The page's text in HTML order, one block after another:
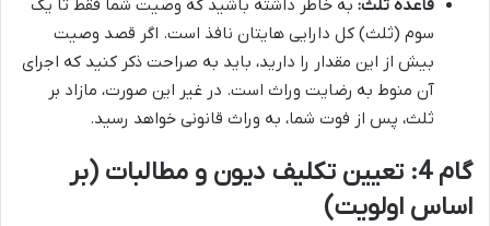
قاعده ثلث: به خاطر داشته باشید که وصیت شما فقط تا یک
سوم (ثلث) کل دارایی هایتان نافذ است. اگر قصد وصیت
بیش از این مقدار را دارید، باید به صراحت ذکر کنید که اجرای
آن منوط به رضایت وراث است. در غیر این صورت، مازاد بر
ثلث، پس از فوت شما، به وراث قانونی خواهد رسید.
گام 4: تعیین تکلیف دیون و مطالبات (بر
اساس اولویت)